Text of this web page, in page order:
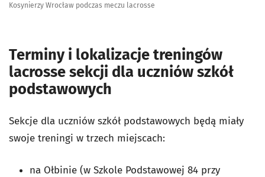
Kosynierzy Wrocław podczas meczu lacrosse
Terminy i lokalizacje treningów
lacrosse sekcji dla uczniów szkół
podstawowych
Sekcje dla uczniów szkół podstawowych będą miały
swoje treningi w trzech miejscach:
na Ołbinie (w Szkole Podstawowej 84 przy